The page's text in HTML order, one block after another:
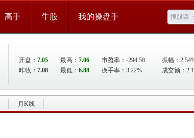
高手 牛股 我的操盘手 搜股票
开盘： 7.05 最高： 7.06 市盈率：-294.58
振幅：
昨收： 7.08 最低： 6.88 换手率：3.22% 成交额：
月K线